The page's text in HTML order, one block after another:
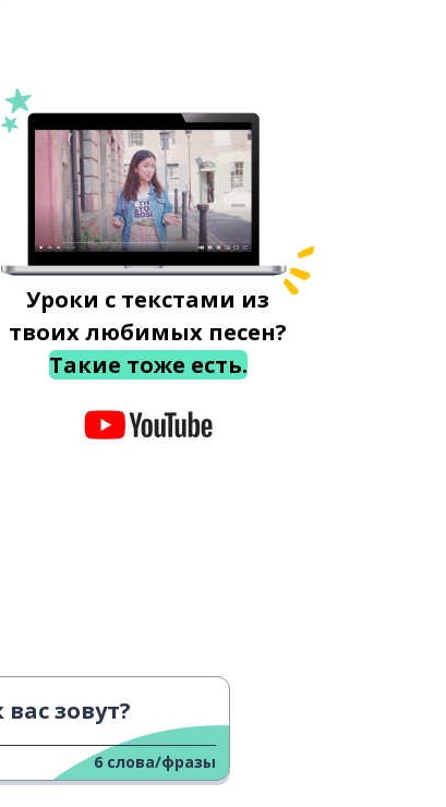
Уроки с текстами из
твоих любимых песен?
Такие тоже есть.
вас зовут?
6 слова/фразы